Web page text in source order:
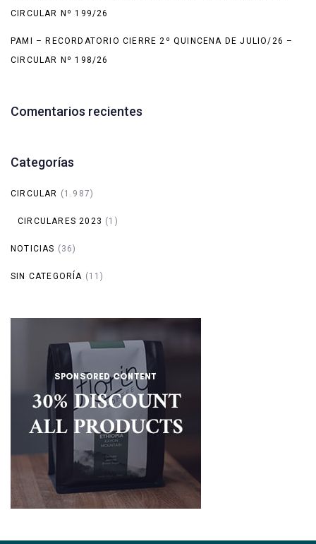
CIRCULAR Nº 199/26
PAMI – RECORDATORIO CIERRE 2º QUINCENA DE JULIO/26 –
CIRCULAR Nº 198/26
Comentarios recientes
Categorías
CIRCULAR (1.987)
CIRCULARES 2023 (1)
NOTICIAS (36)
SIN CATEGORÍA (11)